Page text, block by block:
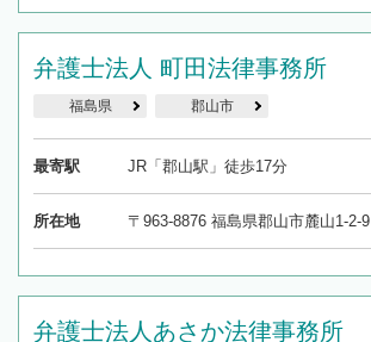
弁護士法人 町田法律事務所
福島県 郡山市
最寄駅 JR「郡山駅」徒歩17分
所在地 〒963-8876 福島県郡山市麓山1-2-9
弁護士法人あさか法律事務所